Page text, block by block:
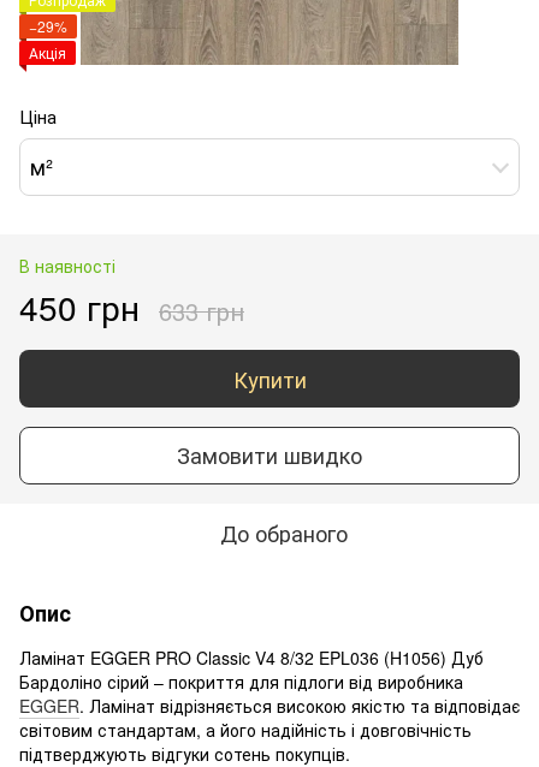
−29%
Акція
Ціна
м²
В наявності
450 грн 633 грн
Купити
Замовити швидко
До обраного
Опис
Ламінат EGGER PRO Classic V4 8/32 EPL036 (H1056) Дуб
Бардоліно сірий – покриття для підлоги від виробника
EGGER. Ламінат відрізняється високою якістю та відповідає
світовим стандартам, а його надійність і довговічність
підтверджують відгуки сотень покупців.